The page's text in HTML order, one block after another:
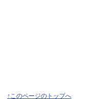
↑このページのトップへ